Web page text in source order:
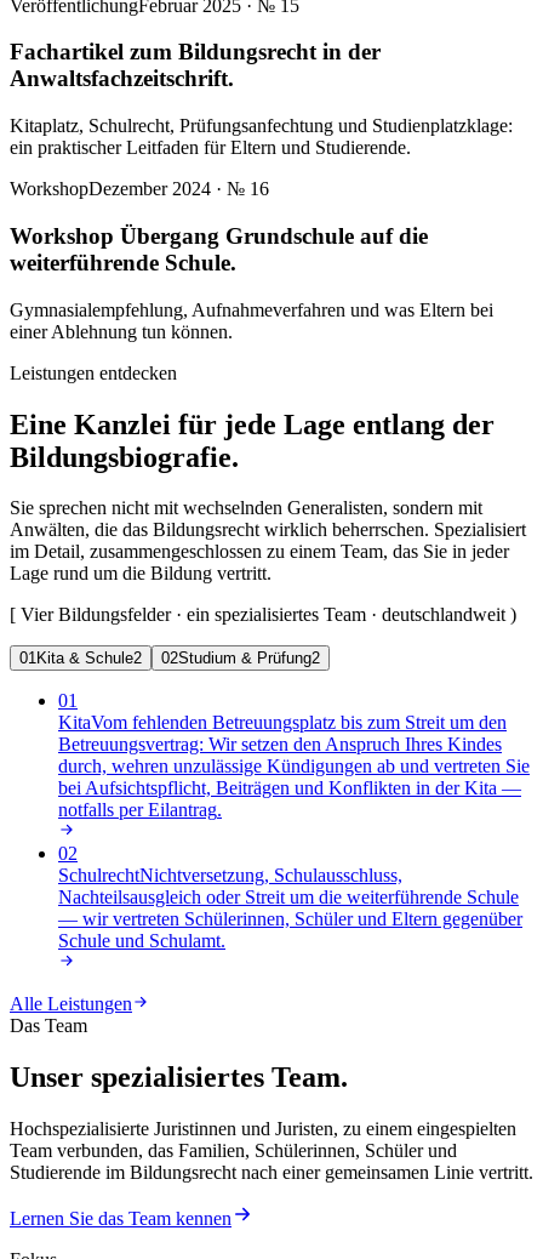
VeröffentlichungFebruar 2025 · № 15
Fachartikel zum Bildungsrecht in der
Anwaltsfachzeitschrift.
Kitaplatz, Schulrecht, Prüfungsanfechtung und Studienplatzklage:
ein praktischer Leitfaden für Eltern und Studierende.
WorkshopDezember 2024 · № 16
Workshop Übergang Grundschule auf die
weiterführende Schule.
Gymnasialempfehlung, Aufnahmeverfahren und was Eltern bei
einer Ablehnung tun können.
Leistungen entdecken
Eine Kanzlei für jede Lage entlang der
Bildungsbiografie.
Sie sprechen nicht mit wechselnden Generalisten, sondern mit
Anwälten, die das Bildungsrecht wirklich beherrschen. Spezialisiert
im Detail, zusammengeschlossen zu einem Team, das Sie in jeder
Lage rund um die Bildung vertritt.
[ Vier Bildungsfelder · ein spezialisiertes Team · deutschlandweit)
01Kita & Schule2 02Studium & Prüfung2
01
KitaVom fehlenden Betreuungsplatz bis zum Streit um den
Betreuungsvertrag: Wir setzen den Anspruch Ihres Kindes
durch, wehren unzulässige Kündigungen ab und vertreten Sie
bei Aufsichtspflicht, Beiträgen und Konflikten in der Kita —
notfalls per Eilantrag.
02
SchulrechtNichtversetzung, Schulausschluss,
Nachteilsausgleich oder Streit um die weiterführende Schule
— wir vertreten Schülerinnen, Schüler und Eltern gegenüber
Schule und Schulamt.
Alle Leistungen
Das Team
Unser spezialisiertes Team.
Hochspezialisierte Juristinnen und Juristen, zu einem eingespielten
Team verbunden, das Familien, Schülerinnen, Schüler und
Studierende im Bildungsrecht nach einer gemeinsamen Linie vertritt.
Lernen Sie das Team kennen